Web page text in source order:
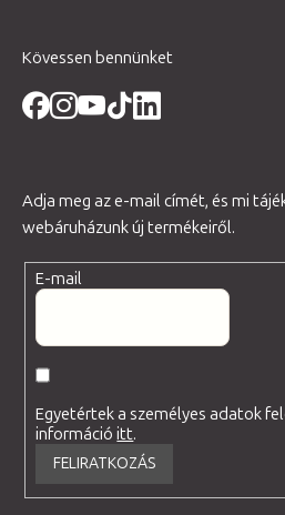
Kövessen bennünket
Adja meg az e-mail címét, és mi
webáruházunk új termékeiről.
E-mail
Egyetértek a személyes adatok
információitt.
FELIRATKOZÁS